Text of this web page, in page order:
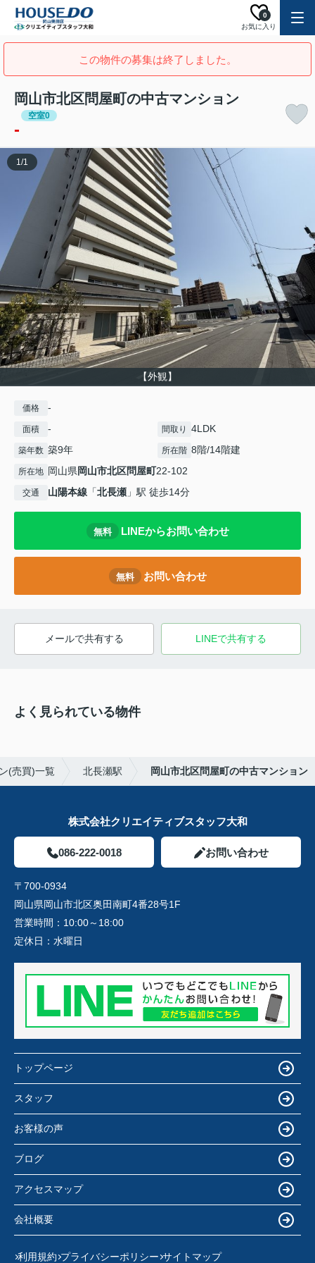
お気に入り
0
この物件の募集は終了しました。
岡山市北区問屋町の中古マンション
空室0
-
【外観】
1/1
価格 -
面積 - 間取り 4LDK
築年数 築9年 所在階 8階/14階建
所在地 岡山県岡山市北区問屋町22-102
交通 山陽本線 「北長瀬 」駅 徒歩14分
無料 LINEからお問い合わせ
無料 お問い合わせ
メールで共有する LINEで共有する
よく見られている物件
(売買)一覧 北長瀬駅 岡山市北区問屋町の中古マンション
株式会社クリエイティブスタッフ大和
086-222-0018 お問い合わせ
〒700-0934
岡山県岡山市北区奥田南町4番28号1F
営業時間： 10:00～18:00
定休日： 水曜日
トップページ
スタッフ
お客様の声
ブログ
アクセスマップ
会社概要
利用規約 プライバシーポリシー サイトマップ